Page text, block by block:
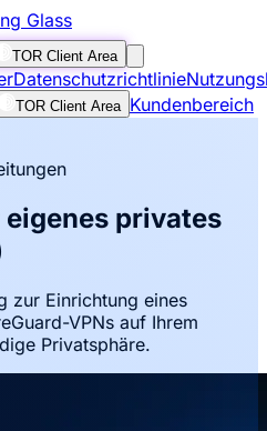
Glass
TOR Client Area
Datenschutzrichtlinie
TOR Client Area Kundenbereich
eigenes privates
zur Einrichtung eines
VPNs auf Ihrem
Privatsphäre.